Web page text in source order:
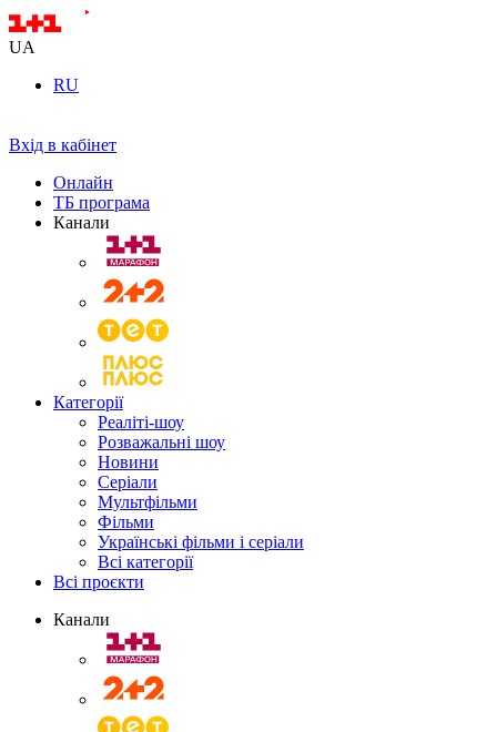
UA
RU
Вхід в кабінет
Онлайн
ТБ програма
Канали
Категорії
Реаліті-шоу
Розважальні шоу
Новини
Серіали
Мультфільми
Фільми
Українські фільми і серіали
Всі категорії
Всі проєкти
Канали